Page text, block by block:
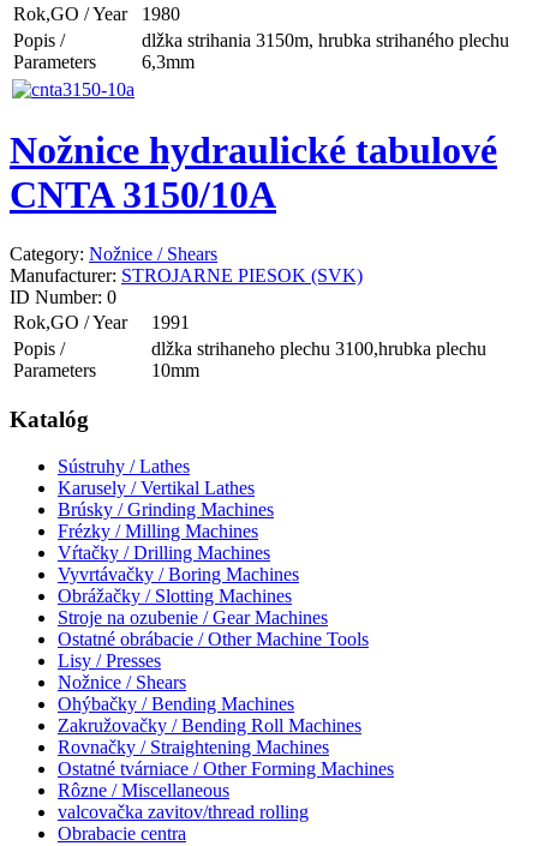
Rok,GO / Year
1980
Popis /
Parameters
dlžka strihania 3150m, hrubka strihaného plechu
6,3mm
Nožnice hydraulické tabulové
CNTA 3150/10A
Category: Nožnice / Shears
Manufacturer: STROJARNE PIESOK (SVK)
ID Number: 0
Rok,GO / Year
1991
Popis /
Parameters
dlžka strihaneho plechu 3100,hrubka plechu
10mm
Katalóg
Sústruhy / Lathes
Karusely / Vertikal Lathes
Brúsky / Grinding Machines
Frézky / Milling Machines
Vŕtačky / Drilling Machines
Vyvrtávačky / Boring Machines
Obrážačky / Slotting Machines
Stroje na ozubenie / Gear Machines
Ostatné obrábacie / Other Machine Tools
Lisy / Presses
Nožnice / Shears
Ohýbačky / Bending Machines
Zakružovačky / Bending Roll Machines
Rovnačky / Straightening Machines
Ostatné tvárniace / Other Forming Machines
Rôzne / Miscellaneous
valcovačka zavitov/thread rolling
Obrabacie centra